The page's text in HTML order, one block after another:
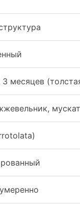
месяцев